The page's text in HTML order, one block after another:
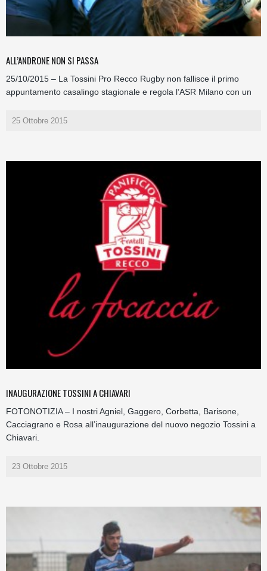
ALL’ANDRONE NON SI PASSA
25/10/2015 – La Tossini Pro Recco Rugby non fallisce il primo
appuntamento casalingo stagionale e regola l’ASR Milano con un
25 Ottobre 2015
INAUGURAZIONE TOSSINI A CHIAVARI
FOTONOTIZIA – I nostri Agniel, Gaggero, Corbetta, Barisone,
Cacciagrano e Rosa all’inaugurazione del nuovo negozio Tossini a
Chiavari.
23 Ottobre 2015